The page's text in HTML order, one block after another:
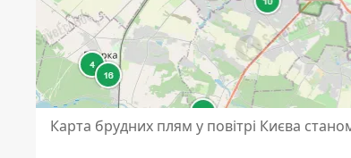
Карта брудних плям у повітрі Києва